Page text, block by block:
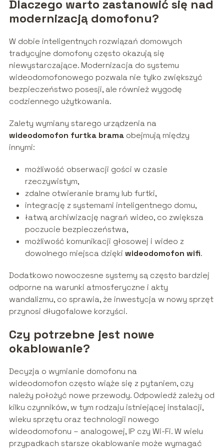
Dlaczego warto zastanowić się nad
modernizacją domofonu?
W dobie inteligentnych rozwiązań domowych
tradycyjne domofony często okazują się
niewystarczające. Modernizacja do systemu
wideodomofonowego pozwala nie tylko zwiększyć
bezpieczeństwo posesji, ale również wygodę
codziennego użytkowania.
Zalety wymiany starego urządzenia na
wideodomofon furtka bramaobejmują między
innymi:
możliwość obserwacji gości w czasie
rzeczywistym,
zdalne otwieranie bramy lub furtki,
integrację z systemami inteligentnego domu,
łatwą archiwizację nagrań wideo, co zwiększa
poczucie bezpieczeństwa,
możliwość komunikacji głosowej i wideo z
dowolnego miejsca dzięki wideodomofon wifi.
Dodatkowo nowoczesne systemy są często bardziej
odporne na warunki atmosferyczne i akty
wandalizmu, co sprawia, że inwestycja w nowy sprzęt
przynosi długofalowe korzyści.
Czy potrzebne jest nowe
okablowanie?
Decyzja o wymianie domofonu na
wideodomofon często wiąże się z pytaniem, czy
należy położyć nowe przewody. Odpowiedź zależy od
kilku czynników, w tym rodzaju istniejącej instalacji,
wieku sprzętu oraz technologii nowego
wideodomofonu – analogowej, IP czy Wi-Fi. W wielu
przypadkach starsze okablowanie może wymagać